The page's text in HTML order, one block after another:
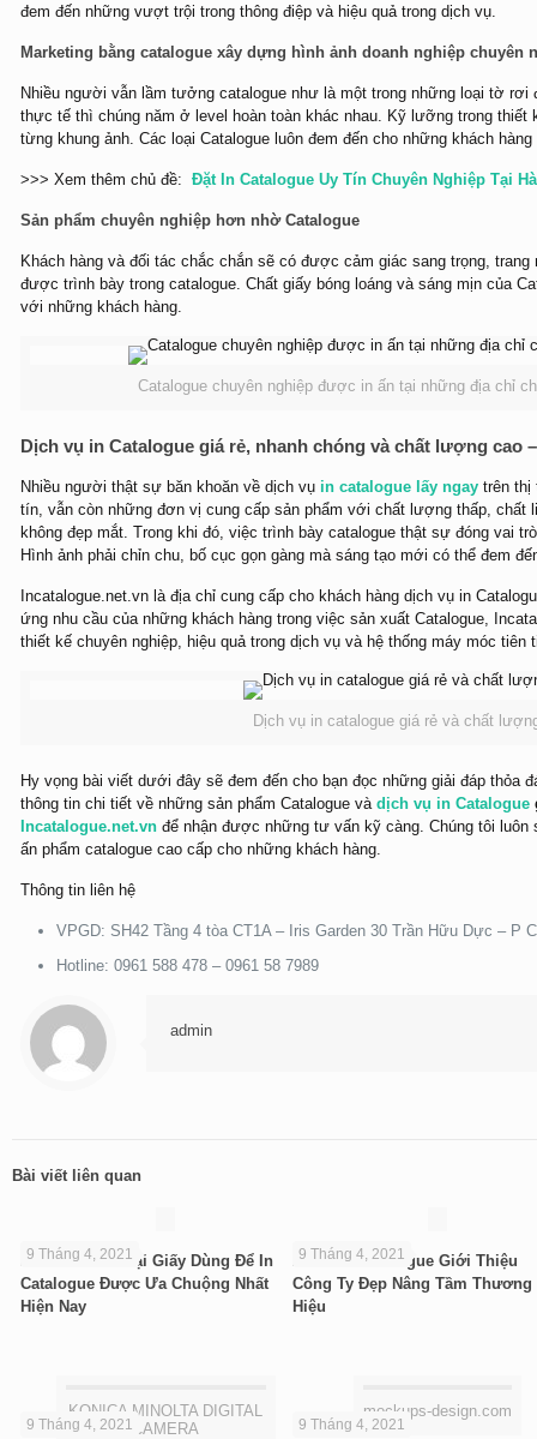
đem đến những vượt trội trong thông điệp và hiệu quả trong dịch vụ.
Marketing bằng catalogue xây dựng hình ảnh doanh nghiệp chuyên
Nhiều người vẫn lầm tưởng catalogue như là một trong những loại tờ
thực tế thì chúng năm ở level hoàn toàn khác nhau. Kỹ lưỡng trong thiết
từng khung ảnh. Các loại Catalogue luôn đem đến cho những khách
>>> Xem thêm chủ đề: Đặt In Catalogue Uy Tín Chuyên Nghiệp Tại
Sản phẩm chuyên nghiệp hơn nhờ Catalogue
Khách hàng và đối tác chắc chắn sẽ có được cảm giác sang trọng,
được trình bày trong catalogue. Chất giấy bóng loáng và sáng mịn của
với những khách hàng.
Catalogue chuyên nghiệp được in ấn tại những địa chỉ
Dịch vụ in Catalogue giá rẻ, nhanh chóng và chất lượng cao
Nhiều người thật sự băn khoăn về dịch vụ in catalogue lấy ngaytrên thị
tín, vẫn còn những đơn vị cung cấp sản phẩm với chất lượng thấp, chất
không đẹp mắt. Trong khi đó, việc trình bày catalogue thật sự đóng vai
Hình ảnh phải chỉn chu, bố cục gọn gàng mà sáng tạo mới có thể đem
Incatalogue.net.vn là địa chỉ cung cấp cho khách hàng dịch vụ in
ứng nhu cầu của những khách hàng trong việc sản xuất Catalogue,
thiết kế chuyên nghiệp, hiệu quả trong dịch vụ và hệ thống máy móc tiên
Dịch vụ in catalogue giá rẻ và chất
Hy vọng bài viết dưới đây sẽ đem đến cho bạn đọc những giải đáp thỏa
thông tin chi tiết về những sản phẩm Catalogue và dịch vụ in Catalogue
Incatalogue.net.vnđể nhận được những tư vấn kỹ càng. Chúng tôi
ấn phẩm catalogue cao cấp cho những khách hàng.
Thông tin liên hệ
VPGD: SH42 Tầng 4 tòa CT1A – Iris Garden 30 Trần Hữu Dực – P
Hotline: 0961 588 478 – 0961 58 7989
admin
Bài viết liên quan
9 Tháng 4, 2021
Khám Phá 3 Loại Giấy Dùng Để In
Catalogue Được Ưa Chuộng Nhất
Hiện Nay
9 Tháng 4, 2021
10+ Mẫu Catalogue Giới Thiệu
Công Ty Đẹp Nâng Tầm Thương
Hiệu
KONICA MINOLTA DIGITAL
CAMERA
9 Tháng 4, 2021
mockups-design.com
9 Tháng 4, 2021